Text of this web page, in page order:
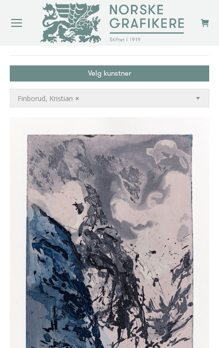
Velg kunstner
×
Finborud, Kristian